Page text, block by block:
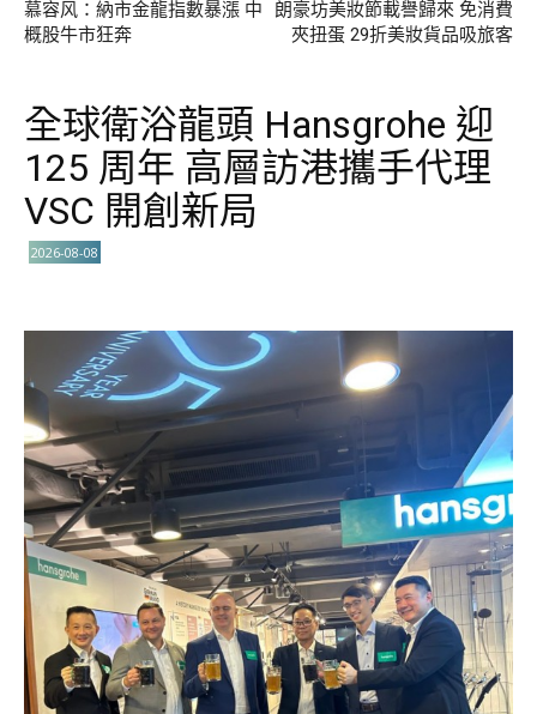
慕容风：納市金龍指數暴漲 中
概股牛市狂奔
朗豪坊美妝節載譽歸來 免消費
夾扭蛋 29折美妝貨品吸旅客
全球衛浴龍頭 Hansgrohe 迎
125 周年 高層訪港攜手代理
VSC 開創新局
2026-08-08